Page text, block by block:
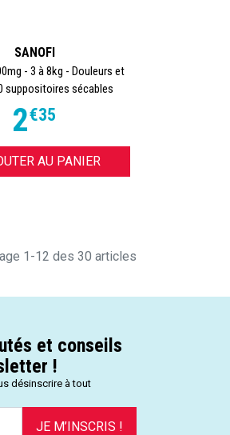
SANOFI
- 3 à 8kg - Douleurs et
suppositoires sécables
2€35
AU PANIER
1-12 des 30 articles
et conseils
!
désinscrire à tout
JE M’INSCRIS !